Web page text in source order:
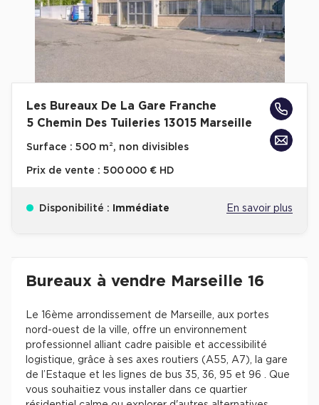
Cas Clients
Les Bureaux De La Gare Franche
5 Chemin Des Tuileries 13015 Marseille
Surface : 500 m², non divisibles
Prix de vente : 500 000 € HD
Disponibilité : Immédiate En savoir plus
Revenir à l'accueil -
Bureaux à vendre Marseille 16
Le 16ème arrondissement de Marseille, aux portes
nord-ouest de la ville, offre un environnement
professionnel alliant cadre paisible et accessibilité
logistique, grâce à ses axes routiers (A55, A7), la gare
de l’Estaque et les lignes de bus 35, 36, 95 et 96 . Que
vous souhaitiez vous installer dans ce quartier